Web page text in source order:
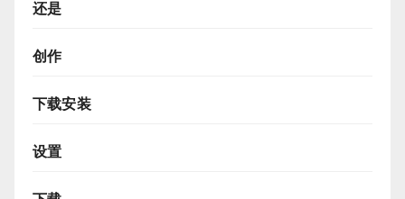
还是
创作
下载安装
设置